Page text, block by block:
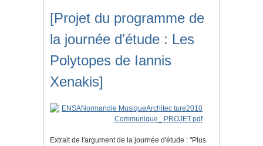
[Projet du programme de
la journée d'étude : Les
Polytopes de Iannis
Xenakis]
Extrait de l'argument de la journée d'étude : "Plus